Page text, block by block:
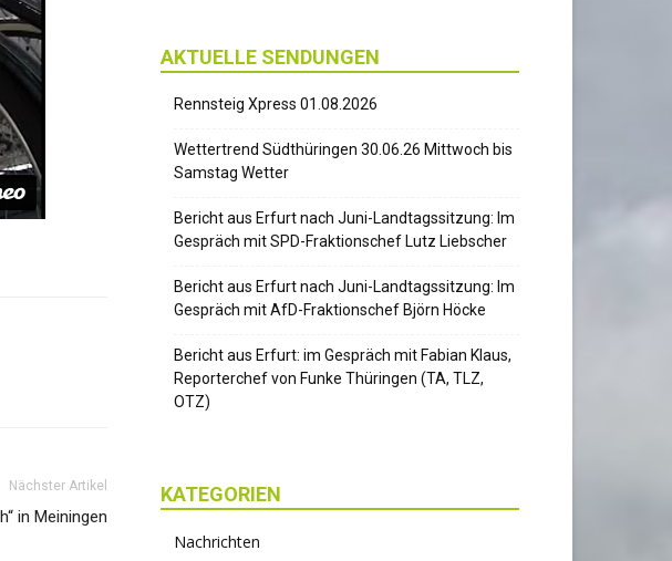
Nächster Artikel
in Meiningen
AKTUELLE SENDUNGEN
Rennsteig Xpress 01.08.2026
Wettertrend Südthüringen 30.06.26 Mittwoch bis
Samstag Wetter
Bericht aus Erfurt nach Juni-Landtagssitzung: Im
Gespräch mit SPD-Fraktionschef Lutz Liebscher
Bericht aus Erfurt nach Juni-Landtagssitzung: Im
Gespräch mit AfD-Fraktionschef Björn Höcke
Bericht aus Erfurt: im Gespräch mit Fabian Klaus,
Reporterchef von Funke Thüringen (TA, TLZ,
OTZ)
KATEGORIEN
Nachrichten